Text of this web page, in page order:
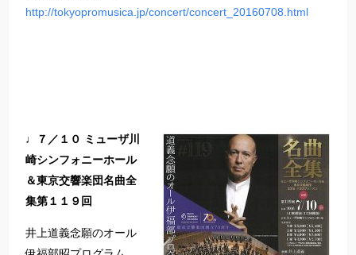
http://tokyopromusica.jp/concert/concert_20160708.html
♩７／１０ ミューザ川
崎シンフォニーホール
＆東京交響楽団名曲全
集第１１９回
井上道義念願のオール